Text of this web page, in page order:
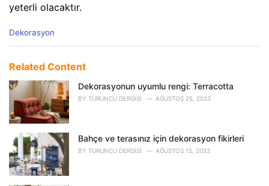
yeterli olacaktır.
C
e
o
e
Dekorasyon
Related Content
Dekorasyonun uyumlu rengi: Terracotta
BY TURUNCU DERGISI AĞUSTOS 25, 2023
Bahçe ve terasınız için dekorasyon fikirleri
BY TURUNCU DERGISI AĞUSTOS 15, 2023